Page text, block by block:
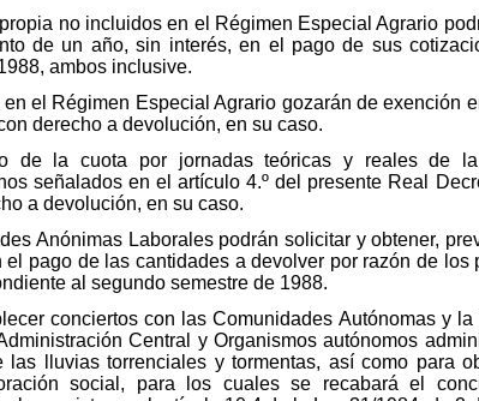
no incluidos en el Régimen Especial Agrario
de un año, sin interés, en el pago de sus
ambos inclusive.
el Régimen Especial Agrario gozarán de exención
derecho a devolución, en su caso.
de la cuota por jornadas teóricas y reales de la
señalados en el artículo 4.º del presente Real
a devolución, en su caso.
Anónimas Laborales podrán solicitar y obtener,
pago de las cantidades a devolver por razón de los
al segundo semestre de 1988.
conciertos con las Comunidades Autónomas y
Central y Organismos autónomos
lluvias torrenciales y tormentas, así como para
social, para los cuales se recabará el